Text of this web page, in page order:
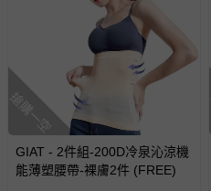
搶購一空
GIAT - 2件組-200D冷泉沁涼機
能薄塑腰帶-裸膚2件 (FREE)